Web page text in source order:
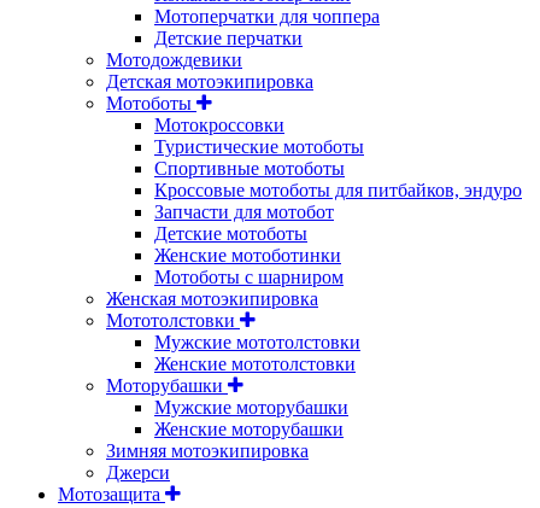
Мотоперчатки для чоппера
Детские перчатки
Мотодождевики
Детская мотоэкипировка
Мотоботы
Мотокроссовки
Туристические мотоботы
Спортивные мотоботы
Кроссовые мотоботы для питбайков, эндуро
Запчасти для мотобот
Детские мотоботы
Женские мотоботинки
Мотоботы с шарниром
Женская мотоэкипировка
Мототолстовки
Мужские мототолстовки
Женские мототолстовки
Моторубашки
Мужские моторубашки
Женские моторубашки
Зимняя мотоэкипировка
Джерси
Мотозащита